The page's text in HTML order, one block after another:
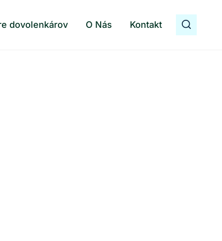
dovolenkárov O Nás Kontakt